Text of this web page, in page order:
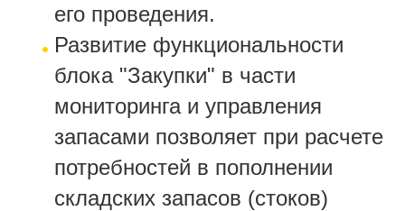
его проведения.
Развитие функциональности
блока "Закупки" в части
мониторинга и управления
запасами позволяет при расчете
потребностей в пополнении
складских запасов (стоков)